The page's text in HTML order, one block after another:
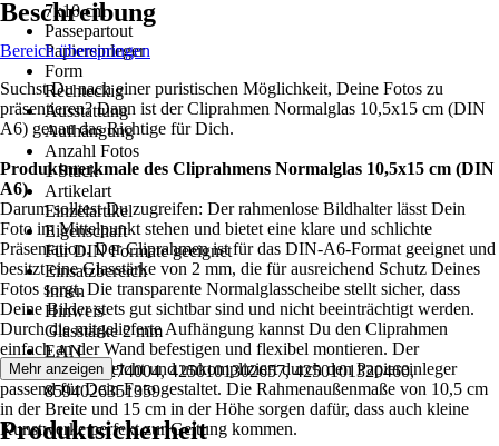
7x10 cm
Passepartout
Papiereinleger
Form
Rechteckig
Ausstattung
Aufhängung
Anzahl Fotos
1 Stück
Artikelart
Einzelartikel
Eigenschaft
Für DIN Formate geeignet
Einsatzbereich
Innen
Hinweis
Glasstärke 2 mm
EAN
2005202274004, 4250101302657, 4250101320460,
8594026351359
Beschreibung
Bereich überspringen
Suchst Du nach einer puristischen Möglichkeit, Deine Fotos zu
präsentieren? Dann ist der Cliprahmen Normalglas 10,5x15 cm (DIN
A6) genau das Richtige für Dich.
Produktmerkmale des Cliprahmens Normalglas 10,5x15 cm (DIN
A6)
Darum solltest Du zugreifen: Der rahmenlose Bildhalter lässt Dein
Foto im Mittelpunkt stehen und bietet eine klare und schlichte
Präsentation. Der Cliprahmen ist für das DIN-A6-Format geeignet und
besitzt eine Glasstärke von 2 mm, die für ausreichend Schutz Deines
Fotos sorgt. Die transparente Normalglasscheibe stellt sicher, dass
Deine Bilder stets gut sichtbar sind und nicht beeinträchtigt werden.
Durch die mitgelieferte Aufhängung kannst Du den Cliprahmen
einfach an der Wand befestigen und flexibel montieren. Der
Cliprahmen ist leicht und unkompliziert durch den Papiereinleger
passend für Dein Foto gestaltet. Die Rahmenaußenmaße von 10,5 cm
in der Breite und 15 cm in der Höhe sorgen dafür, dass auch kleine
Kunstwerke perfekt zur Geltung kommen.
Mehr anzeigen
Produktsicherheit